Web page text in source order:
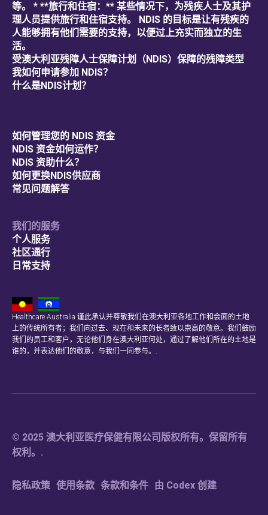
等。 * **旅行和住宿：** 某些情况下，为残疾人士及其护
理人员提供旅行和住宿支持。 NDIS 的目标是让有残疾的
人能够拥有他们需要的支持，以便过上充实而独立的生
活。
受澳大利亚残障人士保障计划（NDIS）保障的残障类型
我如何申请参加 NDIS？
什么是NDIS计划？
如何管理您的 NDIS 资金
NDIS 资金如何运作？
NDIS 资助什么？
如何更换NDIS供应商
常见问题解答
我们的服务
个人服务
社区通行
日常支持
Healthcare Australia 谨此承认并尊敬我们在澳大利亚各地工作和会面的土地
上的传统所有者；我们向过去、现在和未来的长者致以崇高的敬意。我们鼓励
我们的员工和客户，无论他们身在澳大利亚何处，通过了解他们所在的土地是
谁的，并表达他们的敬意，与我们一同参与。.
© 2025 澳大利亚医疗保健有限公司版权所有。保留所有
权利。.
隐私政策 使用条款 条款和条件 由 Codex 创建